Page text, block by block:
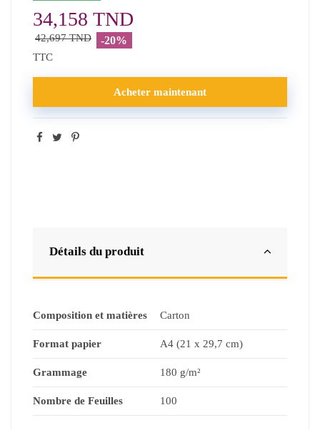
34,158 TND
42,697 TND -20%
TTC
Acheter maintenant
Détails du produit
Composition et matières Carton
Format papier A4 (21 x 29,7 cm)
Grammage 180 g/m²
Nombre de Feuilles 100